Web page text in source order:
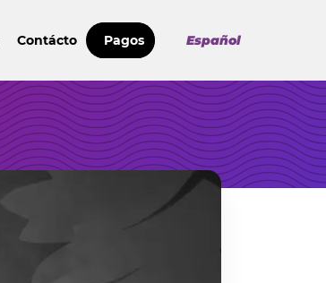
Contácto Pagos Español